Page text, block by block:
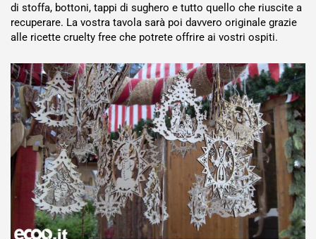
di stoffa, bottoni, tappi di sughero e tutto quello che riuscite a
recuperare. La vostra tavola sarà poi davvero originale grazie
alle ricette cruelty free che potrete offrire ai vostri ospiti.